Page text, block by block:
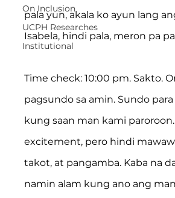
On Inclusion
UCPH Researches
Institutional
pala yun, akala ko ayun lang
Isabela, hindi pala, meron pa
Time check: 10:00 pm. Sakto.
pagsundo sa amin. Sundo
kung saan man kami
excitement, pero hindi
takot, at pangamba. Kaba na
namin alam kung ano ang